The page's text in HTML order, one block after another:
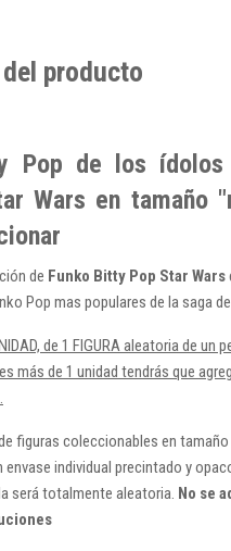
producto
Pop de los
Wars en tamaño
de Funko Bitty Pop Star Wars
Pop mas populares de la saga
de 1 FIGURA aleatoria de un
más de 1 unidad tendrás que
figuras coleccionables en
envase individual precintado y
será totalmente aleatoria. No se